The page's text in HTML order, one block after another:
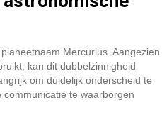
Mercurius. Aangezien
kan dit dubbelzinnigheid
om duidelijk onderscheid te
te waarborgen